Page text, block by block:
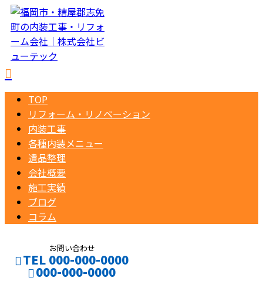
TOP
リフォーム・リノベーション
内装工事
各種内装メニュー
遺品整理
会社概要
施工実績
ブログ
コラム
お問い合わせ
TEL 000-000-0000
000-000-0000